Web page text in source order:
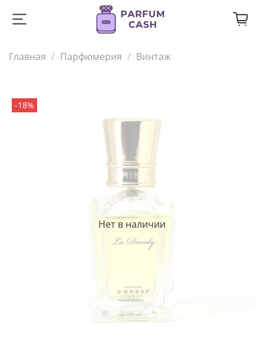
Главная Парфюмерия Винтаж
Нет в наличии
-18%